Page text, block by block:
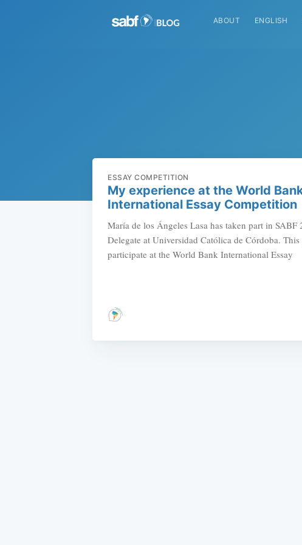
ABOUT ENGLISH
ESSAY COMPETITION
My experience at the World
International Essay Competition
María de los Ángeles Lasa has taken part in SABF
Delegate at Universidad Católica de Córdoba. This
participate at the World Bank International Essay